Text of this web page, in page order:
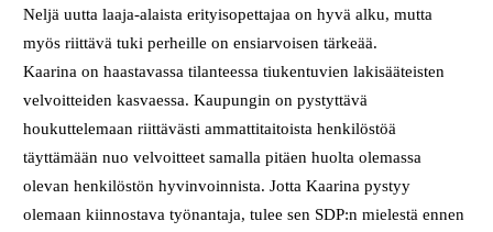
Neljä uutta laaja-alaista erityisopettajaa on hyvä alku, mutta
myös riittävä tuki perheille on ensiarvoisen tärkeää.
Kaarina on haastavassa tilanteessa tiukentuvien lakisääteisten
velvoitteiden kasvaessa. Kaupungin on pystyttävä
houkuttelemaan riittävästi ammattitaitoista henkilöstöä
täyttämään nuo velvoitteet samalla pitäen huolta olemassa
olevan henkilöstön hyvinvoinnista. Jotta Kaarina pystyy
olemaan kiinnostava työnantaja, tulee sen SDP:n mielestä ennen